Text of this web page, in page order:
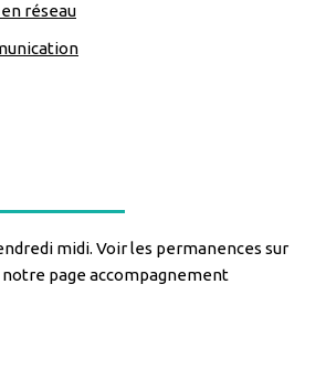
réseau
midi. Voir les permanences sur
page accompagnement